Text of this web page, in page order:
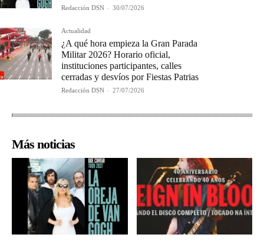
Redacción DSN - 30/07/2026
Actualidad
¿A qué hora empieza la Gran Parada
Militar 2026? Horario oficial,
instituciones participantes, calles
cerradas y desvíos por Fiestas Patrias
Redacción DSN - 27/07/2026
Más noticias